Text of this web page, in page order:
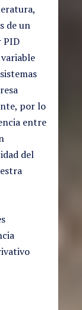
de un
PID
por lo
entre
del